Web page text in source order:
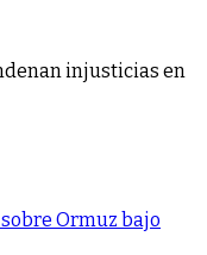
injusticias en
Ormuz bajo